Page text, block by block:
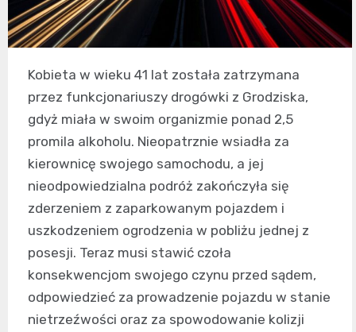
Kobieta w wieku 41 lat została zatrzymana
przez funkcjonariuszy drogówki z Grodziska,
gdyż miała w swoim organizmie ponad 2,5
promila alkoholu. Nieopatrznie wsiadła za
kierownicę swojego samochodu, a jej
nieodpowiedzialna podróż zakończyła się
zderzeniem z zaparkowanym pojazdem i
uszkodzeniem ogrodzenia w pobliżu jednej z
posesji. Teraz musi stawić czoła
konsekwencjom swojego czynu przed sądem,
odpowiedzieć za prowadzenie pojazdu w stanie
nietrzeźwości oraz za spowodowanie kolizji